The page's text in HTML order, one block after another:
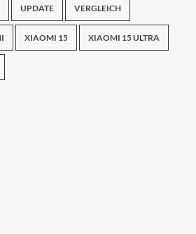
UPDATE VERGLEICH
XIAOMI 15 XIAOMI 15 ULTRA